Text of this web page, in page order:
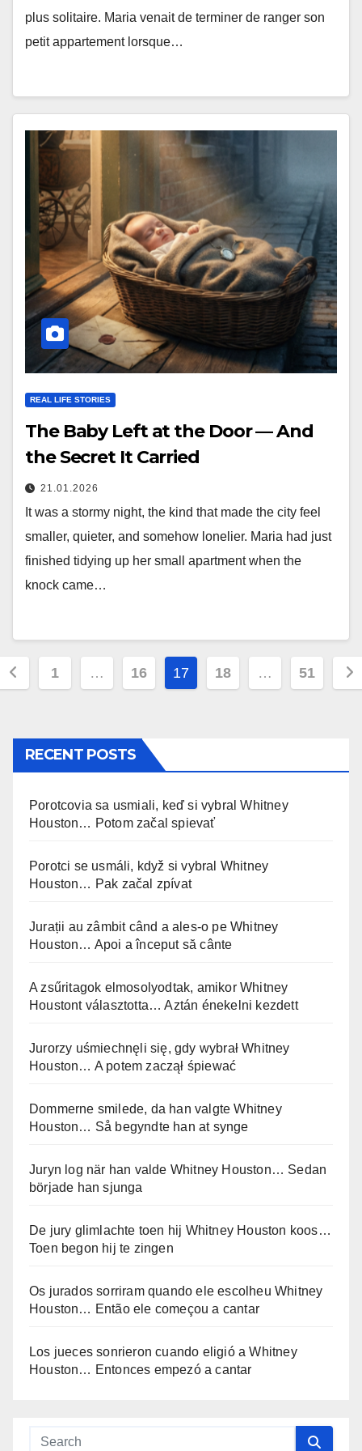
plus solitaire. Maria venait de terminer de ranger son
petit appartement lorsque…
REAL LIFE STORIES
The Baby Left at the Door — And
the Secret It Carried
21.01.2026
It was a stormy night, the kind that made the city feel
smaller, quieter, and somehow lonelier. Maria had just
finished tidying up her small apartment when the
knock came…
1 … 16 17 18 … 51
RECENT POSTS
Porotcovia sa usmiali, keď si vybral Whitney
Houston… Potom začal spievať
Porotci se usmáli, když si vybral Whitney
Houston… Pak začal zpívat
Jurații au zâmbit când a ales-o pe Whitney
Houston… Apoi a început să cânte
A zsűritagok elmosolyodtak, amikor Whitney
Houstont választotta… Aztán énekelni kezdett
Jurorzy uśmiechnęli się, gdy wybrał Whitney
Houston… A potem zaczął śpiewać
Dommerne smilede, da han valgte Whitney
Houston… Så begyndte han at synge
Juryn log när han valde Whitney Houston… Sedan
började han sjunga
De jury glimlachte toen hij Whitney Houston koos…
Toen begon hij te zingen
Os jurados sorriram quando ele escolheu Whitney
Houston… Então ele começou a cantar
Los jueces sonrieron cuando eligió a Whitney
Houston… Entonces empezó a cantar